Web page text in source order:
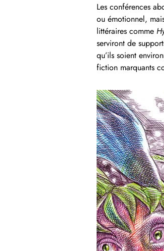
Les conférences
ou émotionnel,
littéraires comme
serviront de
qu’ils soient
fiction marquants